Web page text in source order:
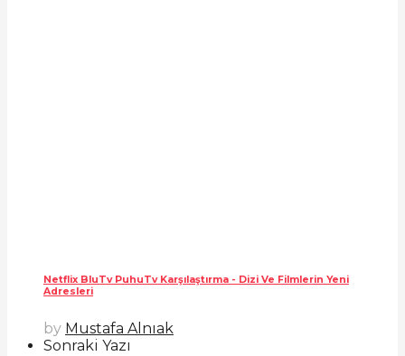
Netflix BluTv PuhuTv Karşılaştırma - Dizi Ve Filmlerin Yeni
Adresleri
by Mustafa Alnıak
Sonraki Yazı